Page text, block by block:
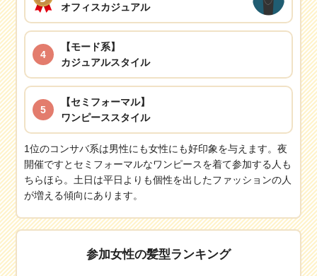
オフィスカジュアル
4
【モード系】
カジュアルスタイル
5
【セミフォーマル】
ワンピーススタイル
1位のコンサバ系は男性にも女性にも好印象を与えます。夜
開催ですとセミフォーマルなワンピースを着て参加する人も
ちらほら。土日は平日よりも個性を出したファッションの人
が増える傾向にあります。
参加女性の髪型ランキング